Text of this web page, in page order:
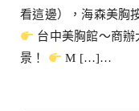
看這邊），海森美胸
台中美胸館～商
景！
M […]…